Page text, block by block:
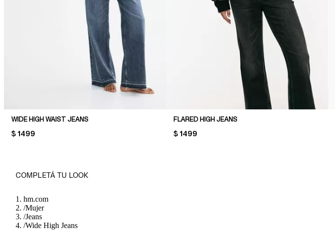
WIDE HIGH WAIST JEANS
PRICE:
$ 1499
FLARED HIGH JEANS
PRICE:
$ 1499
COMPLETÁ TU LOOK
hm.com
/Mujer
/Jeans
/Wide High Jeans